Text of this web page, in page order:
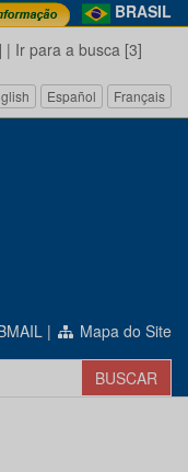
BRASIL
| Ir para a busca [3]
Español Français
| Mapa do Site